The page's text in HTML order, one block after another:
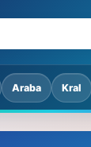
Araba Kral